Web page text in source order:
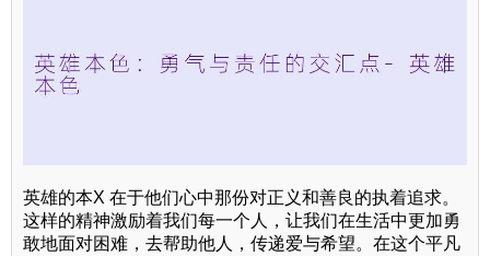
英雄的本X 在于他们心中那份对正义和善良的执着追求。
这样的精神激励着我们每一个人，让我们在生活中更加勇
敢地面对困难，去帮助他人，传递爱与希望。在这个平凡